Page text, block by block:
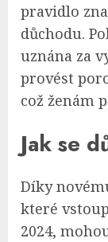
pravidlo
důchodu.
uznána za
provést
což ženám
Jak se
Díky
které
2024,